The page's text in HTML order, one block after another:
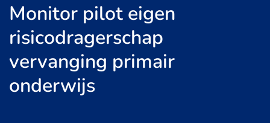
Monitor pilot eigen
risicodragerschap
vervanging primair
onderwijs